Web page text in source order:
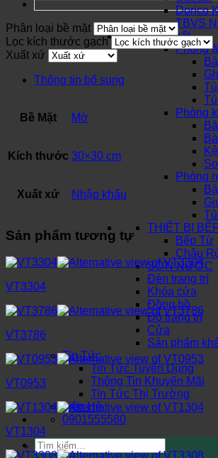
Dorico
TBVS
Nội Thất
Phòng
Phòng
Phòng
THIẾT BỊ
Bếp Từ
Chậu
SƠN NƯỚC
Đèn trang trí
Khóa cửa
Đồng hồ
Đồ trang trí
Cửa
Sản phẩm
Tin Tức
Tin Tức Tuyển Dụng
Thông Tin Khuyến Mãi
Tin Tức Thị Trường
Liên Hệ
0901555580
Tìm
kiếm:
Phân loại bề mặt
Lọc kích thước gạch
Xuất xứ
Thông tin bổ sung
Bề Mặt Mờ
Kích thước 30×30 cm
Xuất xứ Nhập khẩu
Sản phẩm tương tự
VT3304
VT3786
VT0953
VT1304